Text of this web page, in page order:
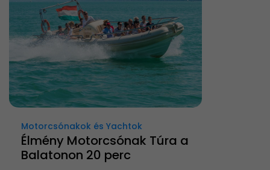
Motorcsónakok és Yachtok
Élmény Motorcsónak Túra a
Balatonon 20 perc